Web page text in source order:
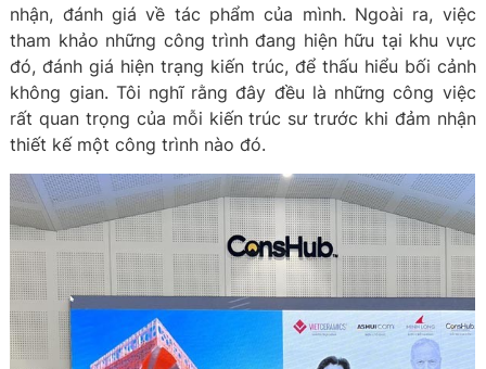
nhận, đánh giá về tác phẩm của mình. Ngoài ra, việc
tham khảo những công trình đang hiện hữu tại khu vực
đó, đánh giá hiện trạng kiến trúc, để thấu hiểu bối cảnh
không gian. Tôi nghĩ rằng đây đều là những công việc
rất quan trọng của mỗi kiến trúc sư trước khi đảm nhận
thiết kế một công trình nào đó.